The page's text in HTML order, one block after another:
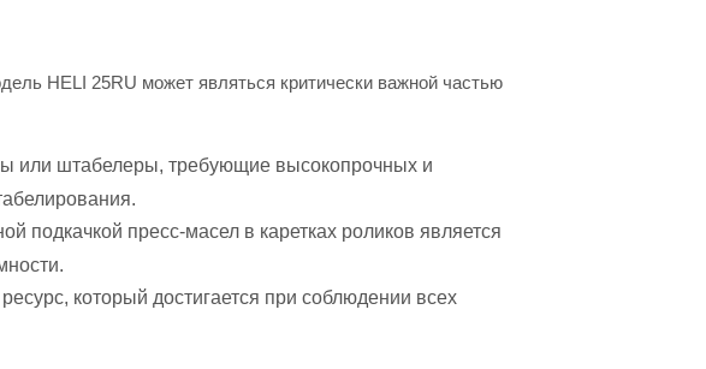
HELI 25RU может являться критически важной частью
или штабелеры, требующие высокопрочных и
подкачкой пресс-масел в каретках роликов является
который достигается при соблюдении всех